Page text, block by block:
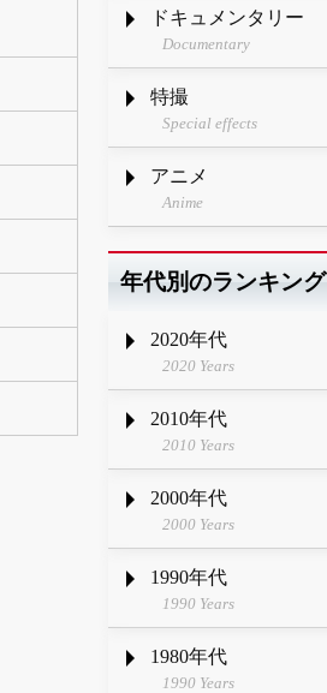
ドキュメンタリー
Documentary
特撮
Special effects
アニメ
Anime
年代別のランキング
2020年代
2020 Years
2010年代
2010 Years
2000年代
2000 Years
1990年代
1990 Years
1980年代
1990 Years